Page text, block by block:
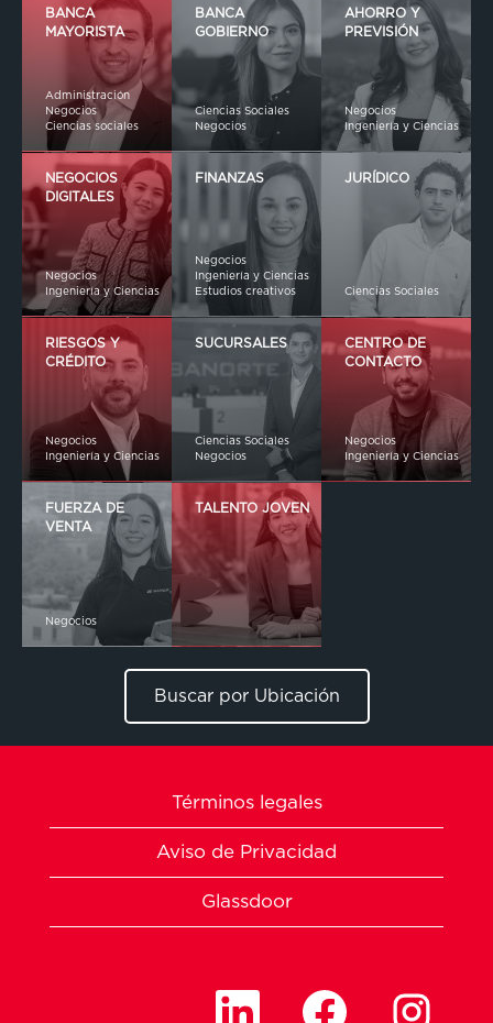
BANCA
MAYORISTA
Administración
Negocios
Ciencias sociales
BANCA
GOBIERNO
Ciencias Sociales
Negocios
AHORRO Y
PREVISIÓN
Negocios
Ingeniería y Ciencias
NEGOCIOS
DIGITALES
Negocios
Ingeniería y Ciencias
FINANZAS
Negocios
Ingeniería y Ciencias
Estudios creativos
JURÍDICO
Ciencias Sociales
RIESGOS Y
CRÉDITO
Negocios
Ingeniería y Ciencias
SUCURSALES
Ciencias Sociales
Negocios
CENTRO DE
CONTACTO
Negocios
Ingeniería y Ciencias
FUERZA DE
VENTA
Negocios
TALENTO JOVEN
Buscar por Ubicación
Términos legales
Aviso de Privacidad
Glassdoor
S
S
e
S